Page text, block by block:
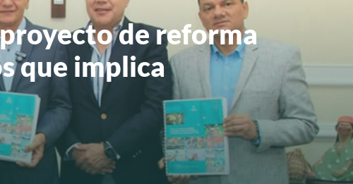
de reforma
que implica